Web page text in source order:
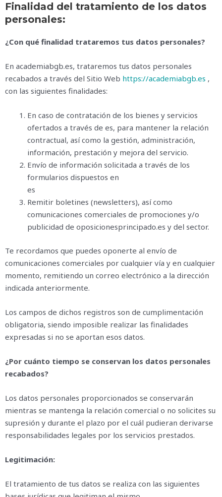
Finalidad del tratamiento de los datos
personales:
¿Con qué finalidad trataremos tus datos personales?
En academiabgb.es, trataremos tus datos personales
recabados a través del Sitio Web https://academiabgb.es ,
con las siguientes finalidades:
En caso de contratación de los bienes y servicios
ofertados a través de es, para mantener la relación
contractual, así como la gestión, administración,
información, prestación y mejora del servicio.
Envío de información solicitada a través de los
formularios dispuestos en
es
Remitir boletines (newsletters), así como
comunicaciones comerciales de promociones y/o
publicidad de oposicionesprincipado.es y del sector.
Te recordamos que puedes oponerte al envío de
comunicaciones comerciales por cualquier vía y en cualquier
momento, remitiendo un correo electrónico a la dirección
indicada anteriormente.
Los campos de dichos registros son de cumplimentación
obligatoria, siendo imposible realizar las finalidades
expresadas si no se aportan esos datos.
¿Por cuánto tiempo se conservan los datos personales
recabados?
Los datos personales proporcionados se conservarán
mientras se mantenga la relación comercial o no solicites su
supresión y durante el plazo por el cuál pudieran derivarse
responsabilidades legales por los servicios prestados.
Legitimación:
El tratamiento de tus datos se realiza con las siguientes